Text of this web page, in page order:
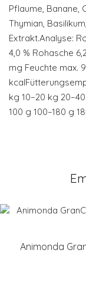
Pflaume, Banane,
Thymian,
Extrakt.Analyse:
4,0 % Rohasche
mg Feuchte max.
kg 10–20 kg
100 g 100–180 g
Animonda